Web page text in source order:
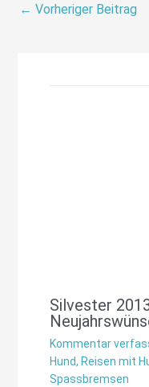
← Vorheriger Beitrag
Silvester
Kommentar
Hund, Reisen mit
Spassbremsen